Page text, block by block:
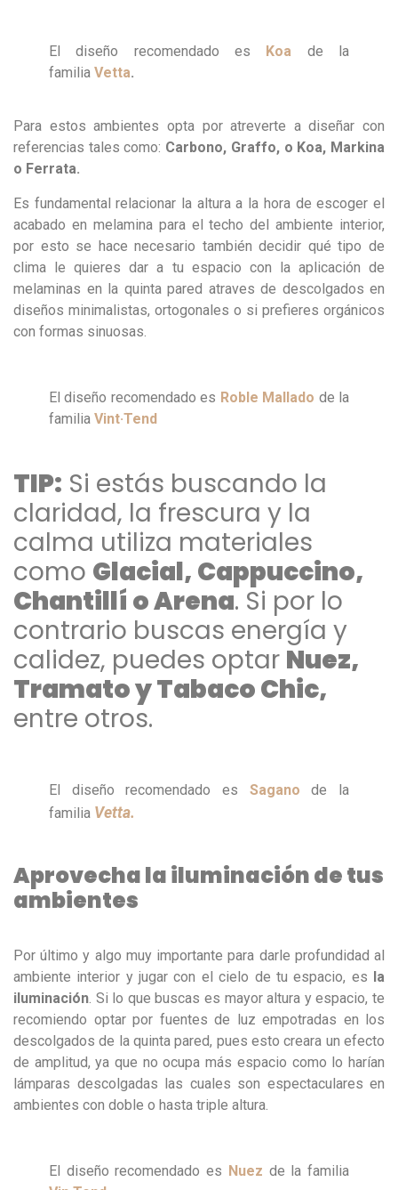
El diseño recomendado es Koa de la
familia Vetta.
Para estos ambientes opta por atreverte a diseñar con
referencias tales como: Carbono, Graffo, o Koa, Markina
o Ferrata.
Es fundamental relacionar la altura a la hora de escoger el
acabado en melamina para el techo del ambiente interior,
por esto se hace necesario también decidir qué tipo de
clima le quieres dar a tu espacio con la aplicación de
melaminas en la quinta pared atraves de descolgados en
diseños minimalistas, ortogonales o si prefieres orgánicos
con formas sinuosas.
El diseño recomendado es Roble Mallado de la
familia Vint·Tend
TIP: Si estás buscando la
claridad, la frescura y la
calma utiliza materiales
como Glacial, Cappuccino,
Chantillí o Arena. Si por lo
contrario buscas energía y
calidez, puedes optar Nuez,
Tramato y Tabaco Chic,
entre otros.
El diseño recomendado es Sagano
de la
familia Vetta.
Aprovecha la iluminación de tus
ambientes
Por último y algo muy importante para darle profundidad al
ambiente interior y jugar con el cielo de tu espacio, es la
iluminación. Si lo que buscas es mayor altura y espacio, te
recomiendo optar por fuentes de luz empotradas en los
descolgados de la quinta pared, pues esto creara un efecto
de amplitud, ya que no ocupa más espacio como lo harían
lámparas descolgadas las cuales son espectaculares en
ambientes con doble o hasta triple altura.
El diseño recomendado es Nuez de la familia